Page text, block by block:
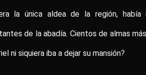
la única aldea de la región,
de la abadía. Cientos de almas
ni siquiera iba a dejar su mansión?